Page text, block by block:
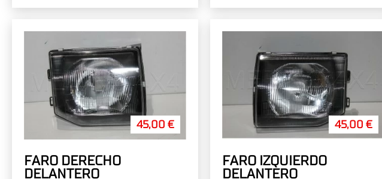
(ARTICULO RECUPERADO)
(ARTICULO RECUPERADO)
45,00 €
FARO DERECHO
DELANTERO
45,00 €
FARO IZQUIERDO
DELANTERO